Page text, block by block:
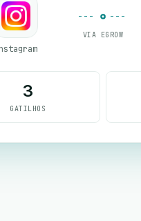
VIA EGROW
3
GATILHOS